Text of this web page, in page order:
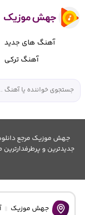
آهنگ های جدید
آهنگ ترکی
جهش موزیک مرجع دانلود
جدیدترین و
جهش موزیک